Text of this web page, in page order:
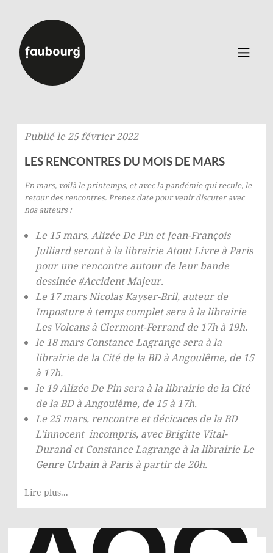
Auteurs
Événements
À propos
© Les Éditions du Faubourg 2026
42 rue Planchat 75020 Paris
Fondatrice :Sophie Caillat
Mentions légales•Politique de confidentialité
Publié le 25 février 2022
LES RENCONTRES DU MOIS DE MARS
En mars, voilà le printemps, et avec la pandémie qui recule, le
retour des rencontres. Prenez date pour venir discuter avec
nos auteurs :
Le 15 mars,Alizée De Pinet Jean-François
Julliardseront à lalibrairie Atout Livreà Paris
pour une rencontre autour de leur bande
dessinée #Accident Majeur.
Le 17 marsNicolas Kayser-Bril, auteur de
Imposture à temps completsera à la librairie
Les Volcans à Clermont-Ferrand de 17h à 19h.
le 18 mars Constance Lagrangesera à la
librairie de la Cité de la BD à Angoulême, de 15
à 17h.
le 19Alizée De Pinsera à la librairie de la Cité
de la BD à Angoulême, de 15 à 17h.
Le 25 mars, rencontre et décicaces de la BD
L'innocent incompris, avec Brigitte Vital-
Durand et Constance Lagrange à lalibrairie Le
Genre Urbainà Paris à partir de 20h.
Lire plus...